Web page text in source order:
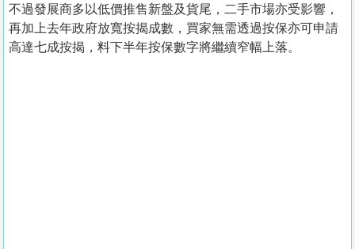
不過發展商多以低價推售新盤及貨尾，二手市場亦受影響，
再加上去年政府放寬按揭成數，買家無需透過按保亦可申請
高達七成按揭，料下半年按保數字將繼續窄幅上落。